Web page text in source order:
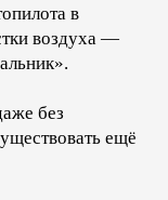
в
воздуха —
без
ещё